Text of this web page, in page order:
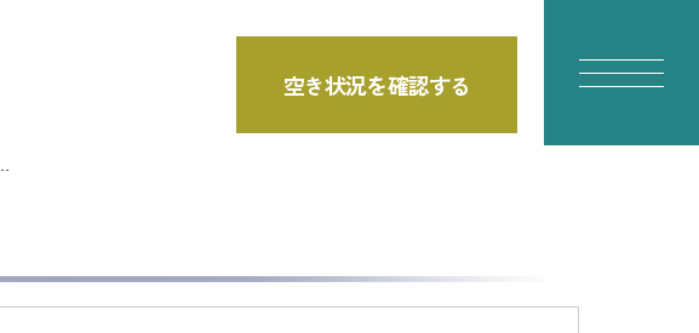
空き状況を確認する